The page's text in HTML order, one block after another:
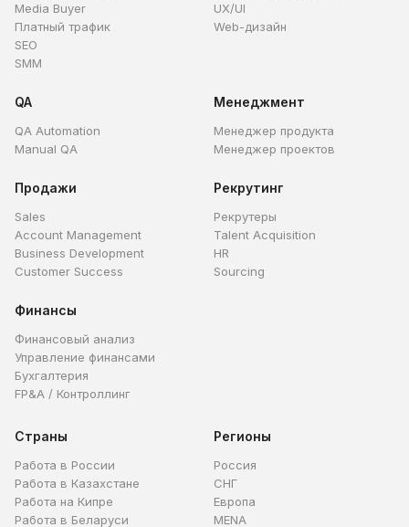
Media Buyer
Платный трафик
SEO
SMM
UX/UI
Web-дизайн
QA
QA Automation
Manual QA
Менеджмент
Менеджер продукта
Менеджер проектов
Продажи
Sales
Account Management
Business Development
Customer Success
Рекрутинг
Рекрутеры
Talent Acquisition
HR
Sourcing
Финансы
Финансовый анализ
Управление финансами
Бухгалтерия
FP&A / Контроллинг
Страны
Работа в России
Работа в Казахстане
Работа на Кипре
Работа в Беларуси
Регионы
Россия
СНГ
Европа
MENA